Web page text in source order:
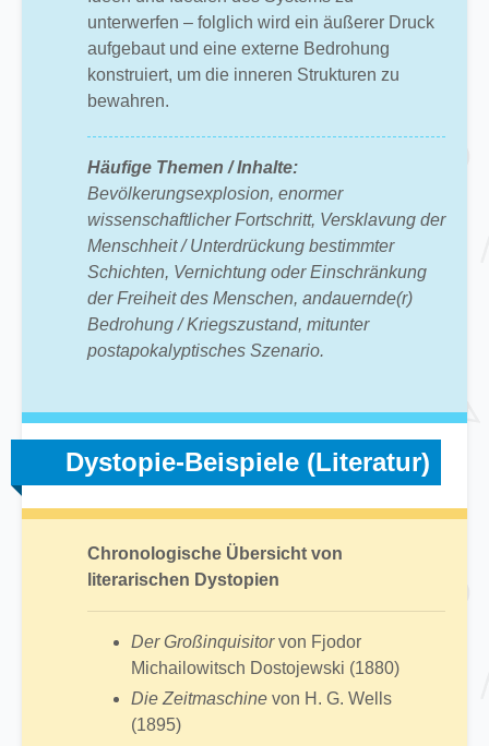
unterwerfen – folglich wird ein äußerer Druck
aufgebaut und eine externe Bedrohung
konstruiert, um die inneren Strukturen zu
bewahren.
Häufige Themen / Inhalte:
Bevölkerungsexplosion, enormer
wissenschaftlicher Fortschritt, Versklavung der
Menschheit / Unterdrückung bestimmter
Schichten, Vernichtung oder Einschränkung
der Freiheit des Menschen, andauernde(r)
Bedrohung / Kriegszustand, mitunter
postapokalyptisches Szenario.
Dystopie-Beispiele (Literatur)
Chronologische Übersicht von
literarischen Dystopien
Der Großinquisitorvon Fjodor
Michailowitsch Dostojewski (1880)
Die Zeitmaschine von H. G. Wells
(1895)